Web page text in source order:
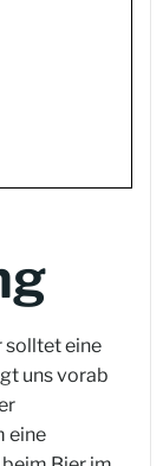
solltet eine
uns vorab
eine